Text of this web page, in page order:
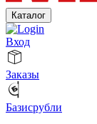
Каталог
Вход
Заказы
Базисрубли